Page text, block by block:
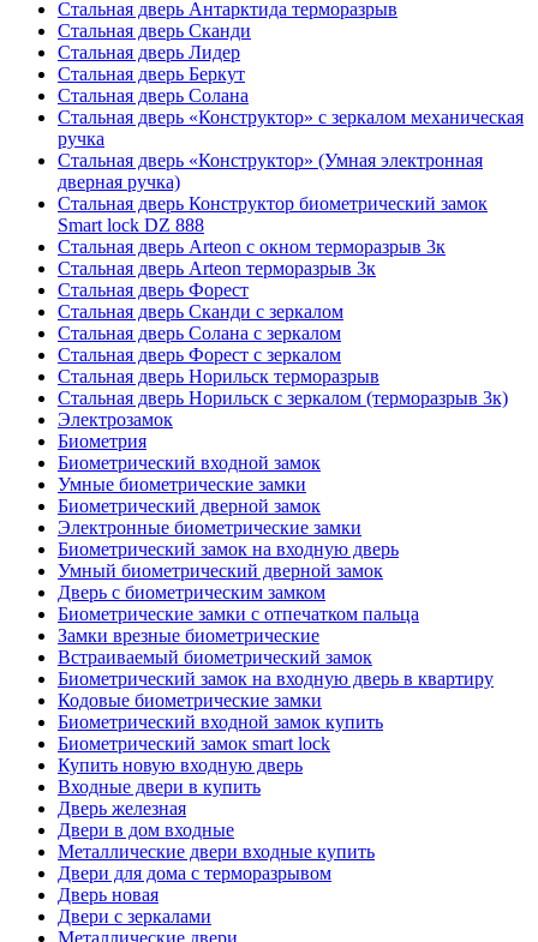
Стальная дверь Антарктида терморазрыв
Стальная дверь Сканди
Стальная дверь Лидер
Стальная дверь Беркут
Стальная дверь Солана
Стальная дверь «Конструктор» с зеркалом механическая
ручка
Стальная дверь «Конструктор» (Умная электронная
дверная ручка)
Стальная дверь Конструктор биометрический замок
Smart lock DZ 888
Стальная дверь Arteon с окном терморазрыв 3к
Стальная дверь Arteon терморазрыв 3к
Стальная дверь Форест
Стальная дверь Сканди с зеркалом
Стальная дверь Солана с зеркалом
Стальная дверь Форест с зеркалом
Стальная дверь Норильск терморазрыв
Стальная дверь Норильск с зеркалом (терморазрыв 3к)
Электрозамок
Биометрия
Биометрический входной замок
Умные биометрические замки
Биометрический дверной замок
Электронные биометрические замки
Биометрический замок на входную дверь
Умный биометрический дверной замок
Дверь с биометрическим замком
Биометрические замки с отпечатком пальца
Замки врезные биометрические
Встраиваемый биометрический замок
Биометрический замок на входную дверь в квартиру
Кодовые биометрические замки
Биометрический входной замок купить
Биометрический замок smart lock
Купить новую входную дверь
Входные двери в купить
Дверь железная
Двери в дом входные
Металлические двери входные купить
Двери для дома с терморазрывом
Дверь новая
Двери с зеркалами
Металлические двери